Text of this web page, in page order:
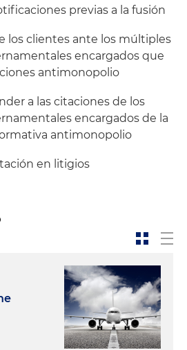
previas a la fusión
los clientes ante los múltiples
encargados que
antimonopolio
a las citaciones de los
encargados de la
antimonopolio
en litigios